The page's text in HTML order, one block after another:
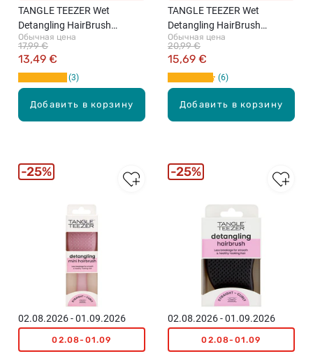
Добавить в корзину
TANGLE TEEZER Wet
Detangling HairBrush
расческа для волос, Green
Обычная цена
13,49 €
17,99 €
3
Добавить в корзину
TANGLE TEEZER Wet
Detangling HairBrush
расческа для волос, L, Black
Обычная цена
15,69 €
20,99 €
6
02.08.2026 - 01.09.2026
02.08-01.09
25%
02.08.2026 - 01.09.2026
02.08-01.09
25%